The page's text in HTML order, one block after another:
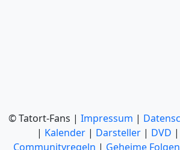
© Tatort-Fans | Impressum |
| Kalender | Darsteller | DVD |
Communityregeln | Geheime Folgen